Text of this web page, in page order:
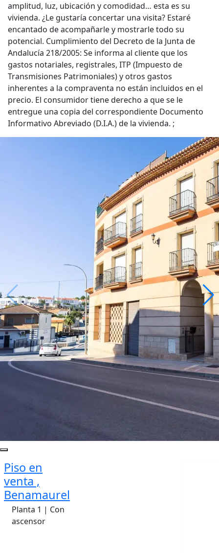
amplitud, luz, ubicación y comodidad… esta es su
vivienda. ¿Le gustaría concertar una visita? Estaré
encantado de acompañarle y mostrarle todo su
potencial. Cumplimiento del Decreto de la Junta de
Andalucía 218/2005: Se informa al cliente que los
gastos notariales, registrales, ITP (Impuesto de
Transmisiones Patrimoniales) y otros gastos
inherentes a la compraventa no están incluidos en el
precio. El consumidor tiene derecho a que se le
entregue una copia del correspondiente Documento
Informativo Abreviado (D.I.A.) de la vivienda. ;
Piso en
venta ,
Benamaurel
Planta 1 | Con
ascensor